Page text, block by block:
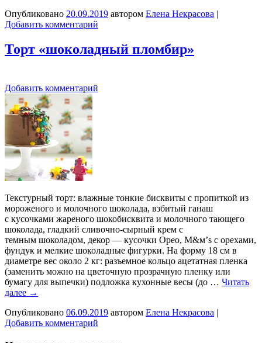
Опубликовано 20.09.2019 автором Елена Некрасова |
Добавить комментарий
Торт «шоколадный пломбир»
Добавить комментарий
Текстурный торт: влажные тонкие бисквиты с пропиткой из
мороженого и молочного шоколада, взбитый ганаш
с кусочками жареного шокобисквита и молочного тающего
шоколада, гладкий сливочно-сырный крем с
темным шоколадом, декор — кусочки Орео, M&м’s с орехами,
фундук и мелкие шоколадные фигурки. На форму 18 см в
диаметре вес около 2 кг: разъемное кольцо ацетатная пленка
(заменить можно на цветочную прозрачную пленку или
бумагу для выпечки) подложка кухонные весы (до … Читать
далее →
Опубликовано 06.09.2019 автором Елена Некрасова |
Добавить комментарий